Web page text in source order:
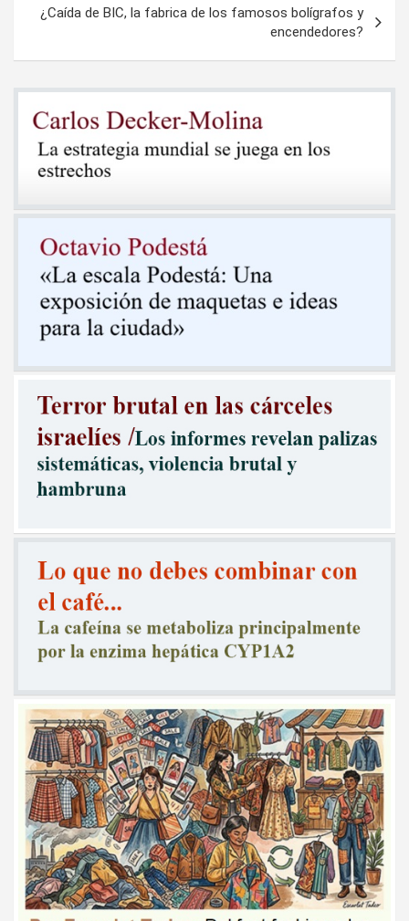
¿Caída de BIC, la fabrica de los famosos bolígrafos y
encendedores?